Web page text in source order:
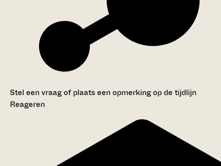
Stel een vraag of plaats een opmerking op de tijdlijn
Reageren